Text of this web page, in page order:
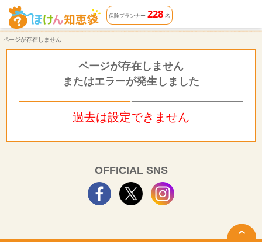
ページが存在しません | ほけん知恵袋
保険プランナー 228名
ページが存在しません
ページが存在しません
またはエラーが発生しました
過去は設定できません
OFFICIAL SNS